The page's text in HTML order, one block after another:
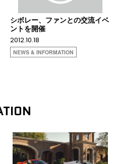
シボレー、ファンとの交流イベ
ントを開催
2012.10.18
NEWS & INFORMATION